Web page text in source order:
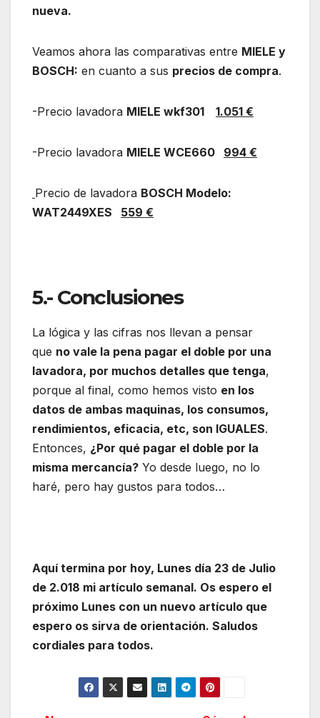
nueva.
Veamos ahora las comparativas entre MIELE y
BOSCH: en cuanto a sus precios de compra.
-Precio lavadora MIELE wkf301 1.051 €
-Precio lavadora MIELE WCE660 994 €
Precio de lavadora BOSCH Modelo:
WAT2449XES 559 €
5.- Conclusiones
La lógica y las cifras nos llevan a pensar
que no vale la pena pagar el doble por una
lavadora, por muchos detalles que tenga,
porque al final, como hemos visto en los
datos de ambas maquinas, los consumos,
rendimientos, eficacia, etc, son IGUALES.
Entonces, ¿Por qué pagar el doble por la
misma mercancía? Yo desde luego, no lo
haré, pero hay gustos para todos…
Aquí termina por hoy, Lunes día 23 de Julio
de 2.018 mi artículo semanal. Os espero el
próximo Lunes con un nuevo artículo que
espero os sirva de orientación. Saludos
cordiales para todos.